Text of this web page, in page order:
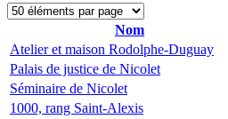
Nom
Atelier et maison Rodolphe-Duguay
Palais de justice de Nicolet
Séminaire de Nicolet
1000, rang Saint-Alexis